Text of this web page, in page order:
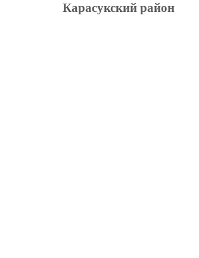
Карасукский район